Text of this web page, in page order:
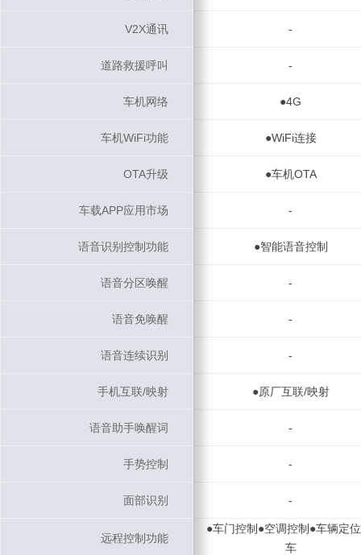
V2X通讯 -
道路救援呼叫 -
车机网络 ●4G
车机WiFi功能 ●WiFi连接
OTA升级 ●车机OTA
车载APP应用市场 -
语音识别控制功能 ●智能语音控制
语音分区唤醒 -
语音免唤醒 -
语音连续识别 -
手机互联/映射 ●原厂互联/映射
语音助手唤醒词 -
手势控制 -
面部识别 -
远程控制功能
●车门控制●空调控制●车辆定
车
V2X通讯
道路救援呼叫
车机网络
车机WiFi功能
OTA升级
车载APP应用市场
语音识别控制功能
语音分区唤醒
语音免唤醒
语音连续识别
手机互联/映射
语音助手唤醒词
手势控制
面部识别
远程控制功能